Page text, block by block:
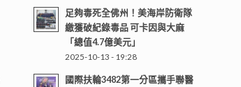
足夠毒死全佛州！美海岸防衛隊
繳獲破紀錄毒品 可卡因與大麻
「總值4.7億美元」
2025-10-13 - 19:28
國際扶輪3482第一分區攜手聯醫